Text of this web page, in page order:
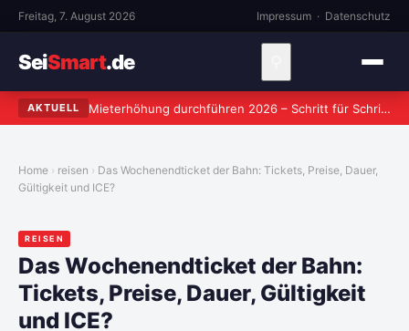
Freitag, 7. August 2026 Impressum · Datenschutz
SeiSmart.de
AKTUELL Mieterhöhung durchführen 2026 – Schritt für Schritt zum rechtssicheren Verlangen
Home reisen
Das Wochenendticket der Bahn: Tickets, Preise, Dauer,
Gültigkeit und ICE?
REISEN
Das Wochenendticket der Bahn:
Tickets, Preise, Dauer, Gültigkeit
und ICE?